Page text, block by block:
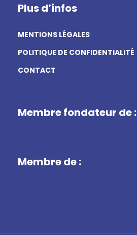
Plus d’infos
MENTIONS LÉGALES
POLITIQUE DE CONFIDENTIALITÉ
CONTACT
Membre fondateur de :
Membre de :